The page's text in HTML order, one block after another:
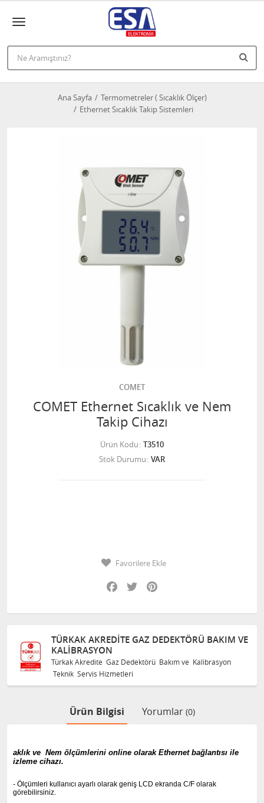
Ana Sayfa
Termometreler ( Sıcaklık Ölçer)
Ethernet Sıcaklık Takip Sistemleri
COMET
COMET Ethernet Sıcaklık ve Nem
Takip Cihazı
Ürün Kodu T3510
Stok Durumu VAR
Favorilere Ekle
Facebook
Twitter
TÜRKAK AKREDITE GAZ DEDEKTÖRÜ BAKIM VE
KALIBRASYON
Türkak Akredite Gaz Dedektörü Bakım ve Kalibrasyon
Teknik Servis Hizmetleri
Ürün Bilgisi Yorumlar (0)
aklık ve Nem ölçümlerini online olarak Ethernet bağlantısı ile
izleme cihazı.
- Ölçümleri kullanıcı ayarlı olarak geniş LCD ekranda C/F olarak
görebilirsiniz.